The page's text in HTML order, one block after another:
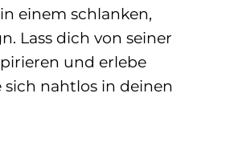
einem schlanken,
Lass dich von seiner
und erlebe
sich nahtlos in deinen